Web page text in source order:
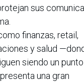
sus
finanzas, retail,
y salud
siendo un
una gran